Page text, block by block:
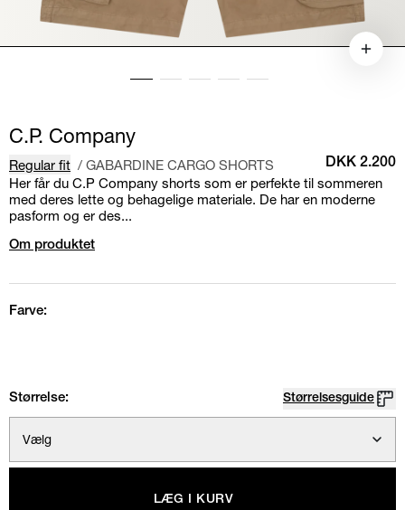
C.P. Company
Regular fit / GABARDINE CARGO SHORTS DKK 2.200
Her får du C.P Company shorts som er perfekte til sommeren
med deres lette og behagelige materiale. De har en moderne
pasform og er des...
Om produktet
Farve:
Størrelse: Størrelsesguide
Vælg
LÆG I KURV